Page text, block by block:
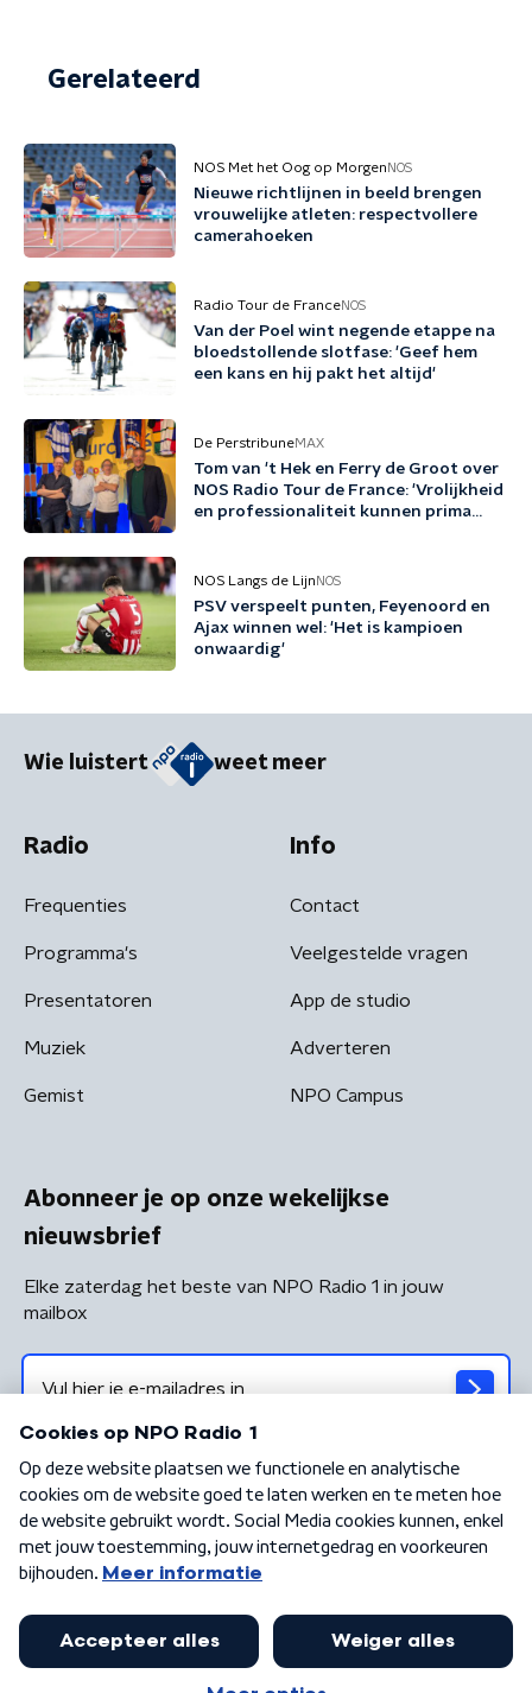
Gerelateerd
NOS Met het Oog op Morgen NOS
Nieuwe richtlijnen in beeld brengen
vrouwelijke atleten: respectvollere
camerahoeken
Radio Tour de FranceNOS
Van der Poel wint negende etappe na
bloedstollende slotfase: 'Geef hem
een kans en hij pakt het altijd'
De PerstribuneMAX
Tom van 't Hek en Ferry de Groot over
NOS Radio Tour de France: 'Vrolijkheid
en professionaliteit kunnen prima
NOS Langs de Lijn NOS
PSV verspeelt punten, Feyenoord en
Ajax winnen wel: 'Het is kampioen
onwaardig'
Wie luistert weet meer
Radio
Frequenties
Programma's
Presentatoren
Muziek
Gemist
Info
Contact
Veelgestelde vragen
App de studio
Adverteren
NPO Campus
Abonneer je op onze wekelijkse
nieuwsbrief
Elke zaterdag het beste van NPO Radio 1 in jouw
mailbox
Algemene voorwaarden